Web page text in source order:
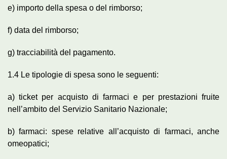
e) importo della spesa o del rimborso;
f) data del rimborso;
g) tracciabilità del pagamento.
1.4 Le tipologie di spesa sono le seguenti:
a) ticket per acquisto di farmaci e per prestazioni fruite
nell’ambito del Servizio Sanitario Nazionale;
b) farmaci: spese relative all’acquisto di farmaci, anche
omeopatici;